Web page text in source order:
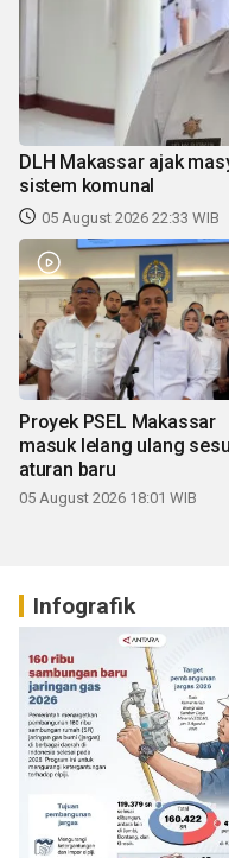
DLH Makassar ajak
sistem komunal
05 August 2026 22:33 WIB
Proyek PSEL Makassar
masuk lelang ulang
aturan baru
05 August 2026 18:01 WIB
Infografik